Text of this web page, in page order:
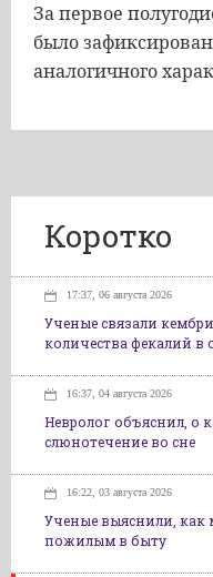
За первое
было
аналогичного
Коротко
17:37, 06 августа 2026
Ученые связали
количества фекалий в
16:37, 04 августа 2026
Невролог объяснил, о
слюнотечение во сне
16:22, 03 августа 2026
Ученые выяснили,
пожилым в быту